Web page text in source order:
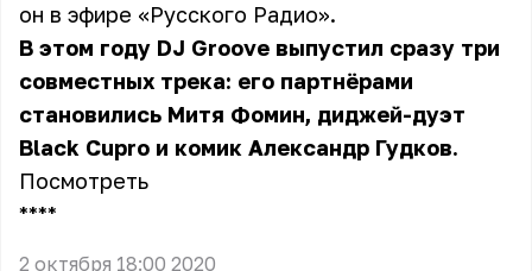
он в эфире «Русского Радио».
В этом году DJ Groove выпустил сразу три
совместных трека: его партнёрами
становились Митя Фомин, диджей-дуэт
Black Cupro и комик Александр Гудков.
Посмотреть
** **
2 октября 18:00 2020